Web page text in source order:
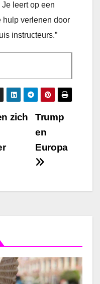
leert op een
hulp verlenen door
instructeurs.”
Trump
en
Europa
zich